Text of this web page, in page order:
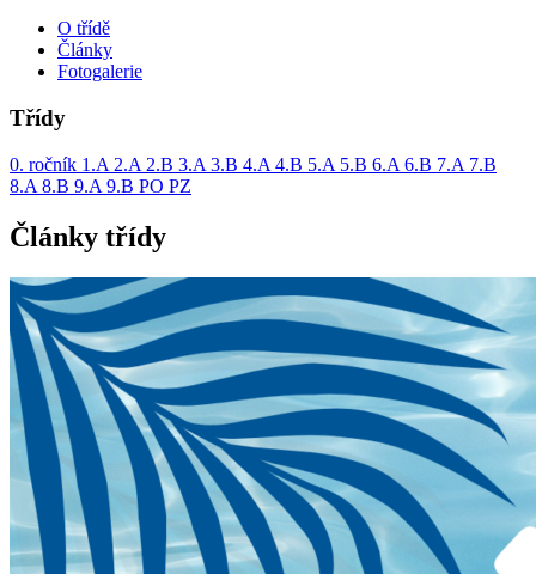
O třídě
Články
Fotogalerie
Třídy
0. ročník 1.A 2.A 2.B 3.A 3.B 4.A 4.B 5.A 5.B 6.A 6.B 7.A 7.B
8.A 8.B 9.A 9.B PO PZ
Články třídy